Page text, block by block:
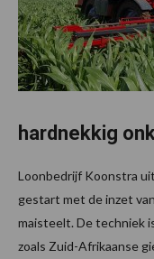
hardnekkig
Loonbedrijf Koonstra
gestart met de inzet
maisteelt. De techniek
zoals Zuid-Afrikaanse